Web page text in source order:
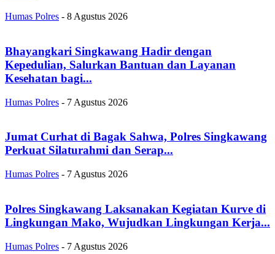
Humas Polres - 8 Agustus 2026
Bhayangkari Singkawang Hadir dengan
Kepedulian, Salurkan Bantuan dan Layanan
Kesehatan bagi...
Humas Polres - 7 Agustus 2026
Jumat Curhat di Bagak Sahwa, Polres Singkawang
Perkuat Silaturahmi dan Serap...
Humas Polres - 7 Agustus 2026
Polres Singkawang Laksanakan Kegiatan Kurve di
Lingkungan Mako, Wujudkan Lingkungan Kerja...
Humas Polres - 7 Agustus 2026